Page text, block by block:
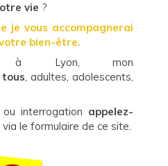
vie ?
je vous accompagnerai
bien-être.
Lyon, mon
, adultes, adolescents,
interrogation appelez-
le formulaire de ce site.